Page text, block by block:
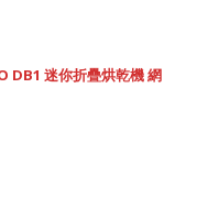
DB1 迷你折疊烘乾機 網